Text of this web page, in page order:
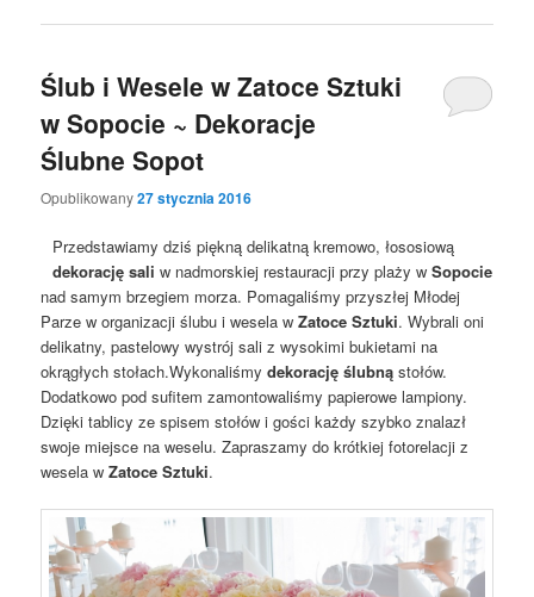
Ślub i Wesele w Zatoce Sztuki
w Sopocie ~ Dekoracje
Ślubne Sopot
Opublikowany27 stycznia 2016
Przedstawiamy dziś piękną delikatną kremowo, łososiową
dekorację sali w nadmorskiej restauracji przy plaży wSopocie
nad samym brzegiem morza. Pomagaliśmy przyszłej Młodej
Parze w organizacji ślubu i wesela wZatoce Sztuki. Wybrali oni
delikatny, pastelowy wystrój sali z wysokimi bukietami na
okrągłych stołach.Wykonaliśmydekorację ślubną stołów.
Dodatkowo pod sufitem zamontowaliśmy papierowe lampiony.
Dzięki tablicy ze spisem stołów i gości każdy szybko znalazł
swoje miejsce na weselu. Zapraszamy do krótkiej fotorelacji z
wesela wZatoce Sztuki.